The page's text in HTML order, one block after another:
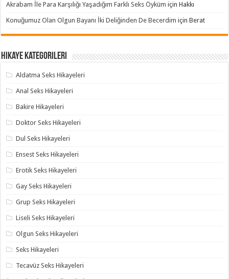
Akrabam İle Para Karşılığı Yaşadığım Farklı Seks Öyküm içinHakkı
Konuğumuz Olan Olgun Bayanı İki Deliğinden De Becerdim içinBerat
Hikaye Kategorileri
Aldatma Seks Hikayeleri
Anal Seks Hikayeleri
Bakire Hikayeleri
Doktor Seks Hikayeleri
Dul Seks Hikayeleri
Ensest Seks Hikayeleri
Erotik Seks Hikayeleri
Gay Seks Hikayeleri
Grup Seks Hikayeleri
Liseli Seks Hikayeleri
Olgun Seks Hikayeleri
Seks Hikayeleri
Tecavüz Seks Hikayeleri